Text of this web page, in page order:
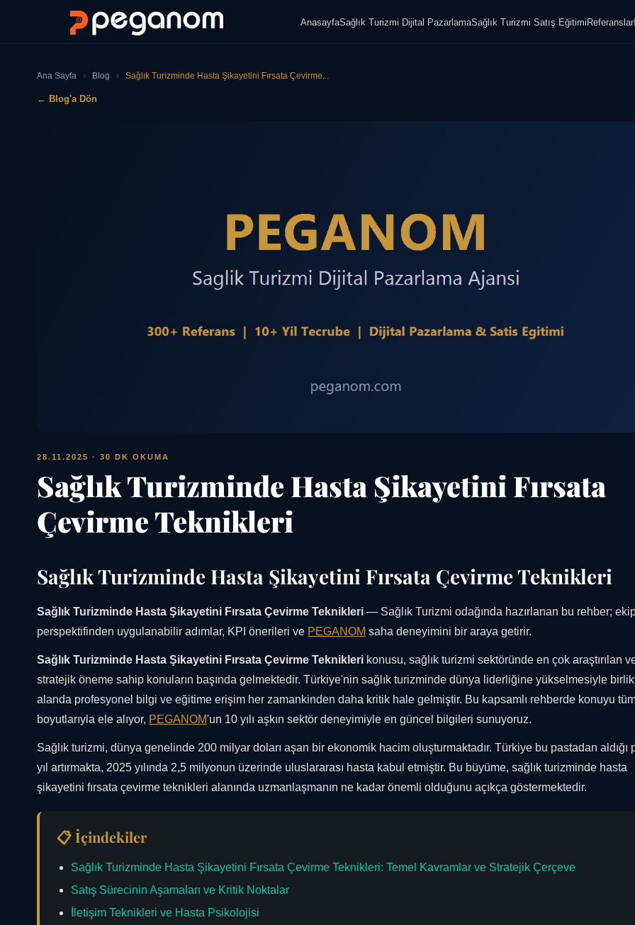
AnasayfaSağlık Turizmi Dijital PazarlamaSağlık Turizmi Satış EğitimiReferanslar
Ana Sayfa › Blog › Sağlık Turizminde Hasta Şikayetini Fırsata Çevirme...
← Blog'a Dön
28.11.2025 · 30 DK OKUMA
Sağlık Turizminde Hasta Şikayetini Fırsata
Çevirme Teknikleri
Sağlık Turizminde Hasta Şikayetini Fırsata Çevirme Teknikleri
Sağlık Turizminde Hasta Şikayetini Fırsata Çevirme Teknikleri — Sağlık Turizmi odağında hazırlanan bu rehber;
perspektifinden uygulanabilir adımlar, KPI önerileri ve PEGANOM saha deneyimini bir araya getirir.
Sağlık Turizminde Hasta Şikayetini Fırsata Çevirme Teknikleri konusu, sağlık turizmi sektöründe en çok araştırılan
stratejik öneme sahip konuların başında gelmektedir. Türkiye'nin sağlık turizminde dünya liderliğine yükselmesiyle
alanda profesyonel bilgi ve eğitime erişim her zamankinden daha kritik hale gelmiştir. Bu kapsamlı rehberde konuyu
boyutlarıyla ele alıyor, PEGANOM'un 10 yılı aşkın sektör deneyimiyle en güncel bilgileri sunuyoruz.
Sağlık turizmi, dünya genelinde 200 milyar doları aşan bir ekonomik hacim oluşturmaktadır. Türkiye bu pastadan aldığı
yıl artırmakta, 2025 yılında 2,5 milyonun üzerinde uluslararası hasta kabul etmiştir. Bu büyüme, sağlık turizminde hasta
şikayetini fırsata çevirme teknikleri alanında uzmanlaşmanın ne kadar önemli olduğunu açıkça göstermektedir.
📋 İçindekiler
Sağlık Turizminde Hasta Şikayetini Fırsata Çevirme Teknikleri: Temel Kavramlar ve Stratejik Çerçeve
Satış Sürecinin Aşamaları ve Kritik Noktalar
İletişim Teknikleri ve Hasta Psikolojisi